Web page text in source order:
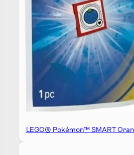
LEGO® Pokémon™ SMART Oran